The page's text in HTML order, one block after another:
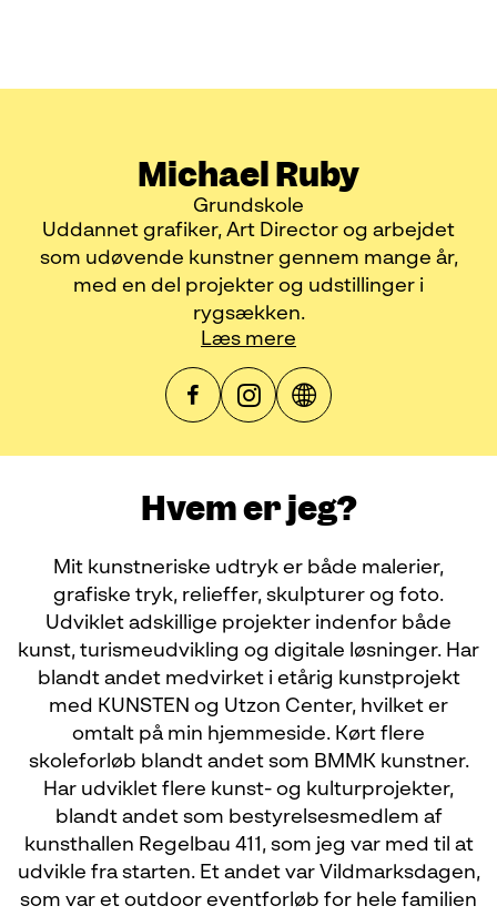
Michael Ruby
Grundskole
Uddannet grafiker, Art Director og arbejdet
som udøvende kunstner gennem mange år,
med en del projekter og udstillinger i
rygsækken.
Læs mere
Hvem er jeg?
Mit kunstneriske udtryk er både malerier,
grafiske tryk, relieffer, skulpturer og foto.
Udviklet adskillige projekter indenfor både
kunst, turismeudvikling og digitale løsninger. Har
blandt andet medvirket i etårig kunstprojekt
med KUNSTEN og Utzon Center, hvilket er
omtalt på min hjemmeside. Kørt flere
skoleforløb blandt andet som BMMK kunstner.
Har udviklet flere kunst- og kulturprojekter,
blandt andet som bestyrelsesmedlem af
kunsthallen Regelbau 411, som jeg var med til at
udvikle fra starten. Et andet var Vildmarksdagen,
som var et outdoor eventforløb for hele familien